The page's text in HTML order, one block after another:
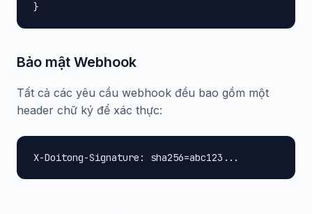
}
Bảo mật Webhook
Tất cả các yêu cầu webhook đều bao gồm một
header chữ ký để xác thực:
X-Doitong-Signature: sha256=abc123...